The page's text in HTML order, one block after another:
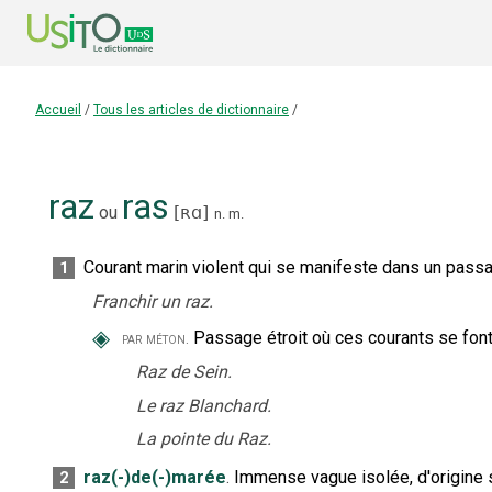
Accueil / Tous les articles de dictionnaire /
raz ou ras [ʀɑ] n. m.
1
Courant marin violent qui se manifeste dans un
Franchir un raz.
◈ par méton. Passage étroit où ces courants se
Raz de Sein.
Le raz Blanchard.
La pointe du Raz.
2 raz(-)de(-)marée. Immense vague isolée,